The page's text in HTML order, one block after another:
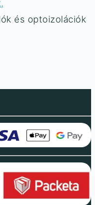
és optoizolációk
/ 12 V / 24 V leválasztó
feszültség átalakítóval
3 002Ft
Jelátalakító modul
többféle változatban